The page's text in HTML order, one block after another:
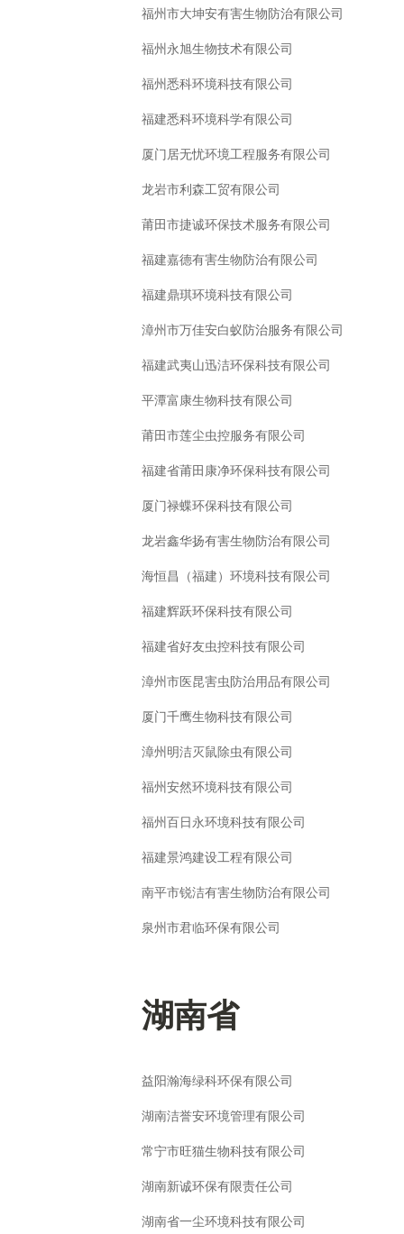
福州市大坤安有害生物防治有限公司
福州永旭生物技术有限公司
福州悉科环境科技有限公司
福建悉科环境科学有限公司
厦门居无忧环境工程服务有限公司
龙岩市利森工贸有限公司
莆田市捷诚环保技术服务有限公司
福建嘉德有害生物防治有限公司
福建鼎琪环境科技有限公司
漳州市万佳安白蚁防治服务有限公司
福建武夷山迅洁环保科技有限公司
平潭富康生物科技有限公司
莆田市莲尘虫控服务有限公司
福建省莆田康净环保科技有限公司
厦门禄蝶环保科技有限公司
龙岩鑫华扬有害生物防治有限公司
海恒昌（福建）环境科技有限公司
福建辉跃环保科技有限公司
福建省好友虫控科技有限公司
漳州市医昆害虫防治用品有限公司
厦门千鹰生物科技有限公司
漳州明洁灭鼠除虫有限公司
福州安然环境科技有限公司
福州百日永环境科技有限公司
福建景鸿建设工程有限公司
南平市锐洁有害生物防治有限公司
泉州市君临环保有限公司
湖南省
益阳瀚海绿科环保有限公司
湖南洁誉安环境管理有限公司
常宁市旺猫生物科技有限公司
湖南新诚环保有限责任公司
湖南省一尘环境科技有限公司